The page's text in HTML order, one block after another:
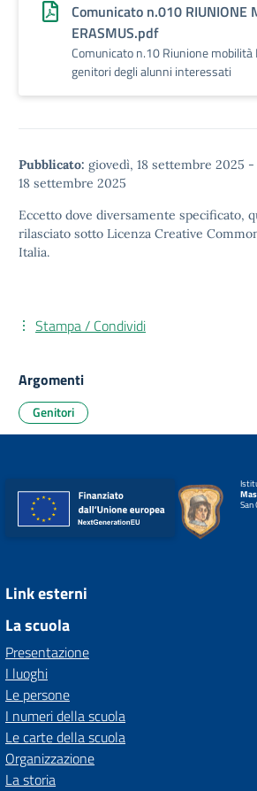
Comunicato n.010 RIUNIONE
ERASMUS.pdf
Comunicato n.10 Riunione mobilità
genitori degli alunni interessati
Pubblicato: giovedì, 18 settembre 2025 -
18 settembre 2025
Eccetto dove diversamente specificato,
rilasciato sotto Licenza Creative
Italia.
Stampa / Condividi
Argomenti
Genitori
San
Link esterni
La scuola
Presentazione
I luoghi
Le persone
I numeri della scuola
Le carte della scuola
Organizzazione
La storia